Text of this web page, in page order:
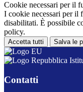
Cookie necessari per il
I cookie necessari per il
disabilitati. È possibile
policy.
Accetta tutti Salva le
Contatti